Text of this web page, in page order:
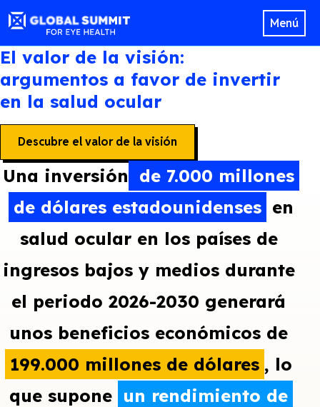
Menú
El valor de la visión:
argumentos a favor de invertir
en la salud ocular
Descubre el valor de la visión
Una inversión de 7.000 millones
de dólares estadounidenses en
salud ocular en los países de
ingresos bajos y medios durante
el periodo 2026-2030 generará
unos beneficios económicos de
199.000 millones de dólares , lo
que supone un rendimiento de